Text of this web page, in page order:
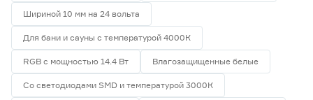
Шириной 10 мм на 24 вольта
Для бани и сауны с температурой 4000К
RGB с мощностью 14.4 Вт Влагозащищенные белые
Со светодиодами SMD и температурой 3000К